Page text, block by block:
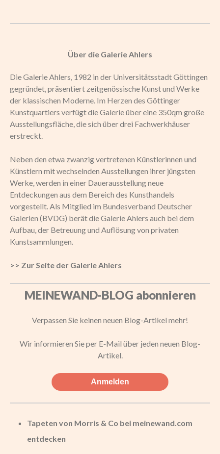
Über die Galerie Ahlers
Die Galerie Ahlers, 1982 in der Universitätsstadt Göttingen
gegründet, präsentiert zeitgenössische Kunst und Werke
der klassischen Moderne. Im Herzen des Göttinger
Kunstquartiers verfügt die Galerie über eine 350qm große
Ausstellungsfläche, die sich über drei Fachwerkhäuser
erstreckt.
Neben den etwa zwanzig vertretenen Künstlerinnen und
Künstlern mit wechselnden Ausstellungen ihrer jüngsten
Werke, werden in einer Dauerausstellung neue
Entdeckungen aus dem Bereich des Kunsthandels
vorgestellt. Als Mitglied im Bundesverband Deutscher
Galerien (BVDG) berät die Galerie Ahlers auch bei dem
Aufbau, der Betreuung und Auflösung von privaten
Kunstsammlungen.
>> Zur Seite der Galerie Ahlers
MEINEWAND-BLOG abonnieren
Verpassen Sie keinen neuen Blog-Artikel mehr!
Wir informieren Sie per E-Mail über jeden neuen Blog-
Artikel.
Anmelden
Tapeten von Morris & Co bei meinewand.com
entdecken